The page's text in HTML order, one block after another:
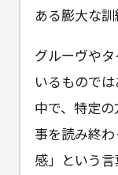
ある膨大な訓
グルーヴや
いるもので
中で、特定
事を読み終
感」という